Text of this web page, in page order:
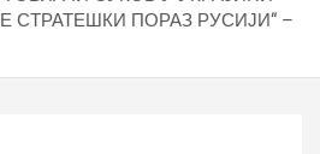
ПОРАЗ РУСИЈИ“ –